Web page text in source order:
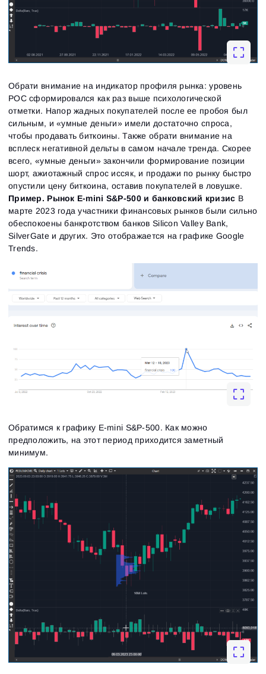
Обрати внимание на индикатор профиля рынка: уровень
РОС сформировался как раз выше психологической
отметки. Напор жадных покупателей после ее пробоя был
сильным, и «умные деньги» имели достаточно спроса,
чтобы продавать биткоины. Также обрати внимание на
всплеск негативной дельты в самом начале тренда. Скорее
всего, «умные деньги» закончили формирование позиции
шорт, ажиотажный спрос иссяк, и продажи по рынку быстро
опустили цену биткоина, оставив покупателей в ловушке.
Пример. Рынок E-mini S&P-500 и банковский кризис В
марте 2023 года участники финансовых рынков были сильно
обеспокоены банкротством банков Silicon Valley Bank,
SilverGate и других. Это отображается на графике Google
Trends.
Обратимся к графику E-mini S&P-500. Как можно
предположить, на этот период приходится заметный
минимум.